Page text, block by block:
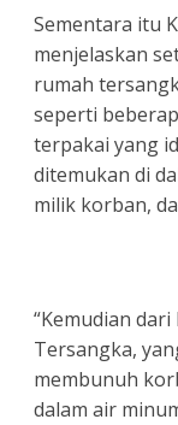
Sementara itu
menjelaskan
rumah
seperti
terpakai yang
ditemukan di
milik korban,
“Kemudian
Tersangka,
membunuh
dalam air